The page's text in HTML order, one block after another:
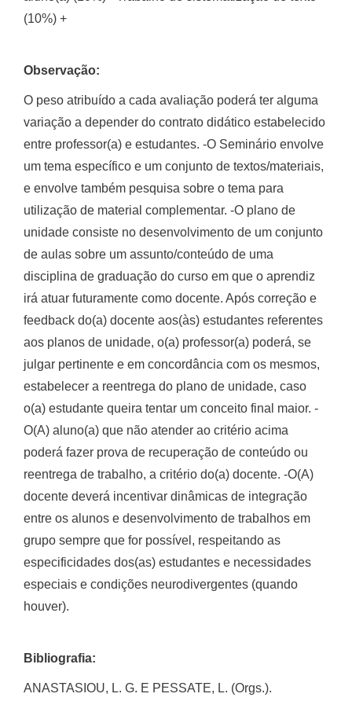
(10%) +
Observação:
O peso atribuído a cada avaliação poderá ter alguma
variação a depender do contrato didático estabelecido
entre professor(a) e estudantes. -O Seminário envolve
um tema específico e um conjunto de textos/materiais,
e envolve também pesquisa sobre o tema para
utilização de material complementar. -O plano de
unidade consiste no desenvolvimento de um conjunto
de aulas sobre um assunto/conteúdo de uma
disciplina de graduação do curso em que o aprendiz
irá atuar futuramente como docente. Após correção e
feedback do(a) docente aos(às) estudantes referentes
aos planos de unidade, o(a) professor(a) poderá, se
julgar pertinente e em concordância com os mesmos,
estabelecer a reentrega do plano de unidade, caso
o(a) estudante queira tentar um conceito final maior. -
O(A) aluno(a) que não atender ao critério acima
poderá fazer prova de recuperação de conteúdo ou
reentrega de trabalho, a critério do(a) docente. -O(A)
docente deverá incentivar dinâmicas de integração
entre os alunos e desenvolvimento de trabalhos em
grupo sempre que for possível, respeitando as
especificidades dos(as) estudantes e necessidades
especiais e condições neurodivergentes (quando
houver).
Bibliografia:
ANASTASIOU, L. G. E PESSATE, L. (Orgs.).